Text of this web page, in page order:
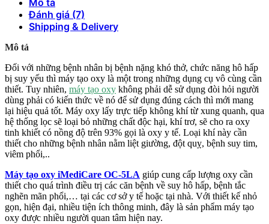
Mô tả
Đánh giá (7)
Shipping & Delivery
Mô tả
Đối với những bệnh nhân bị bệnh nặng khó thở, chức năng hô hấp
bị suy yếu thì máy tạo oxy là một trong những dụng cụ vô cùng cần
thiết. Tuy nhiên, máy tạo oxy không phải dễ sử dụng đòi hỏi người
dùng phải có kiến thức về nó để sử dụng đúng cách thì mới mang
lại hiệu quả tốt. Máy oxy lấy trực tiếp không khí từ xung quanh, qua
hệ thống lọc sẽ loại bỏ những chất độc hại, khí trơ, sẽ cho ra oxy
tinh khiết có nồng độ trên 93% gọi là oxy y tế. Loại khí này cần
thiết cho những bệnh nhân nằm liệt giường, đột quỵ, bệnh suy tim,
viêm phổi,..
Máy tạo oxy iMediCare OC-5LA giúp cung cấp lượng oxy cần
thiết cho quá trình điều trị các căn bệnh về suy hô hấp, bệnh tắc
nghẽn mãn phổi,… tại các cơ sở y tế hoặc tại nhà. Với thiết kế nhỏ
gọn, hiện đại, nhiều tiện ích thông minh, đây là sản phẩm máy tạo
oxy được nhiều người quan tâm hiện nay.